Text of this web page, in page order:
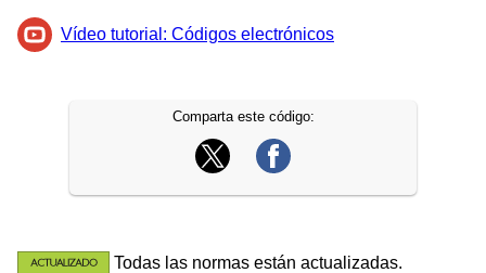
Vídeo tutorial: Códigos electrónicos
Comparta este código:
Todas las normas están actualizadas.